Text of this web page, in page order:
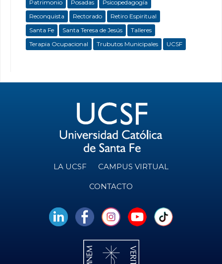
Patrimonio
Posadas
Psicopedagogía
Reconquista
Rectorado
Retiro Espiritual
Santa Fe
Santa Teresa de Jesús
Talleres
Terapia Ocupacional
Trubutos Municipales UCSF
LA UCSF CAMPUS VIRTUAL
CONTACTO